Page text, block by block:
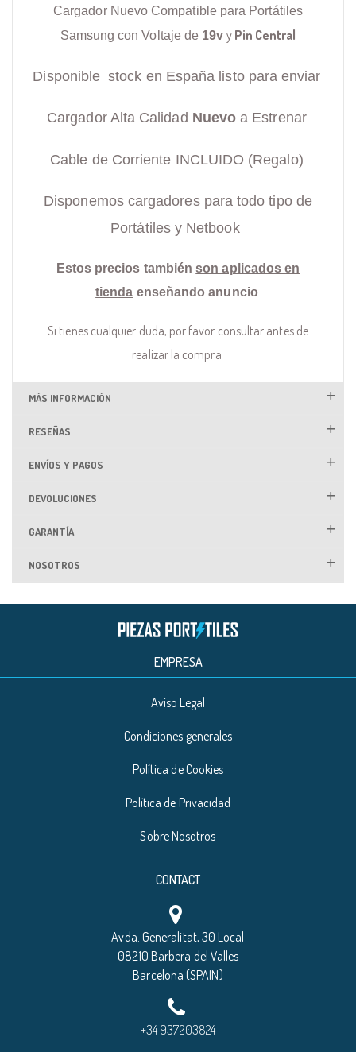
Cargador Nuevo Compatible para Portátiles
Samsung con Voltaje de 19v y Pin Central
Disponible stock en España listo para enviar
Cargador Alta Calidad Nuevo a Estrenar
Cable de Corriente INCLUIDO (Regalo)
Disponemos cargadores para todo tipo de
Portátiles y Netbook
Estos precios también son aplicados en
tienda enseñando anuncio
Si tienes cualquier duda, por favor consultar antes de
realizar la compra
MÁS INFORMACIÓN
RESEÑAS
ENVÍOS Y PAGOS
DEVOLUCIONES
GARANTÍA
NOSOTROS
EMPRESA
Aviso Legal
Condiciones generales
Política de Cookies
Política de Privacidad
Sobre Nosotros
CONTACT
Avda. Generalitat, 30 Local
08210 Barbera del Valles
Barcelona (SPAIN)
+34 937203824